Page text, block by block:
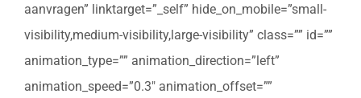
aanvragen” linktarget=”_self” hide_on_mobile=”small-
visibility,medium-visibility,large-visibility” class=”” id=””
animation_type=”” animation_direction=”left”
animation_speed=”0.3″ animation_offset=””